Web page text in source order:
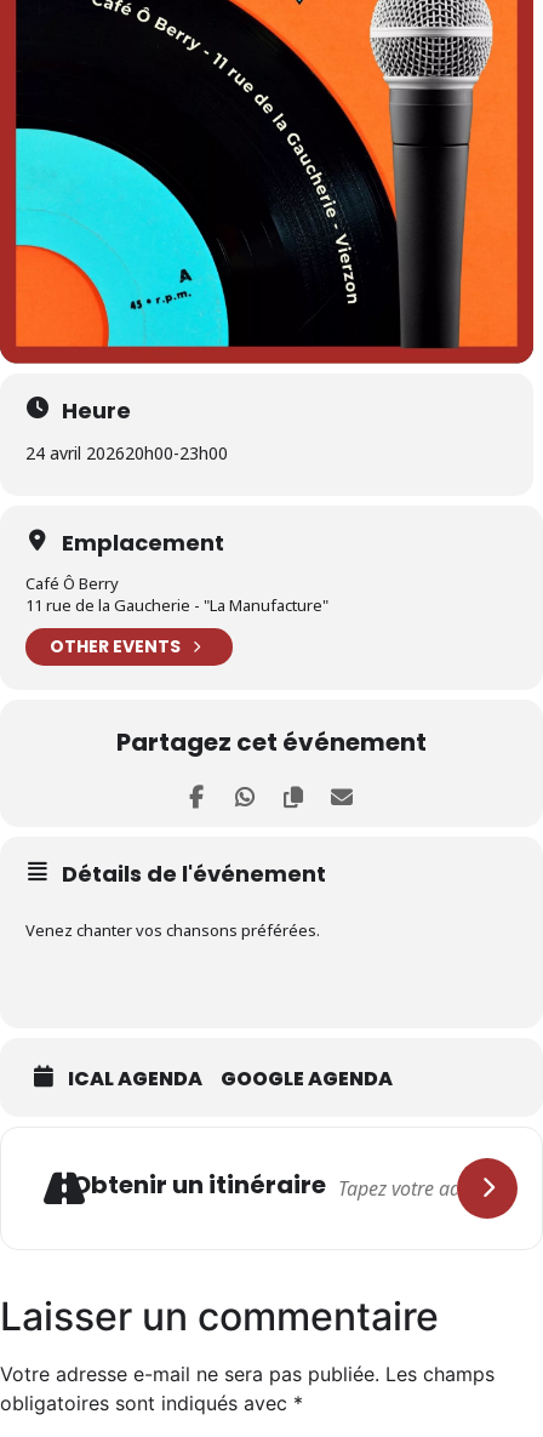
Heure
24 avril 202620h00-23h00
Emplacement
Café Ô Berry
11 rue de la Gaucherie - "La Manufacture"
OTHER EVENTS
Partagez cet événement
Détails de l'événement
Venez chanter vos chansons préférées.
ICAL AGENDA GOOGLE AGENDA
Obtenir un itinéraire
Laisser un commentaire
Votre adresse e-mail ne sera pas publiée. Les champs
obligatoires sont indiqués avec *